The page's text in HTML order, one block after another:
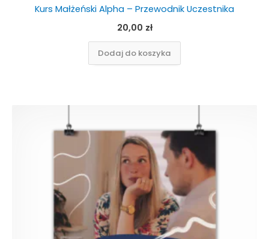
Kurs Małżeński Alpha – Przewodnik Uczestnika
20,00 zł
Dodaj do koszyka